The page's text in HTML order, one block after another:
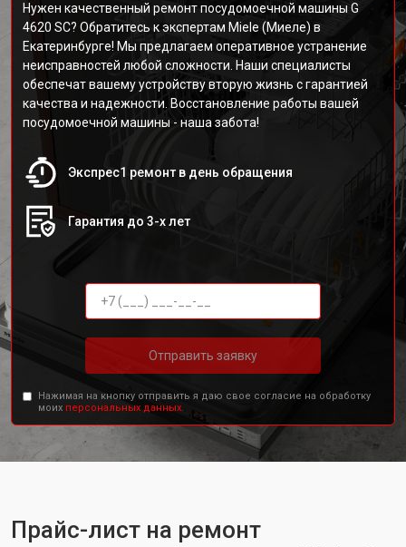
Нужен качественный ремонт посудомоечной машины G
4620 SC? Обратитесь к экспертам Miele (Миеле) в
Екатеринбурге! Мы предлагаем оперативное устранение
неисправностей любой сложности. Наши специалисты
обеспечат вашему устройству вторую жизнь с гарантией
качества и надежности. Восстановление работы вашей
посудомоечной машины - наша забота!
Экспрес1 ремонт в день обращения
Гарантия до 3-х лет
Отправить заявку
Нажимая на кнопку отправить я даю свое согласие на обработку
моих персональных данных.
Прайс-лист на ремонт